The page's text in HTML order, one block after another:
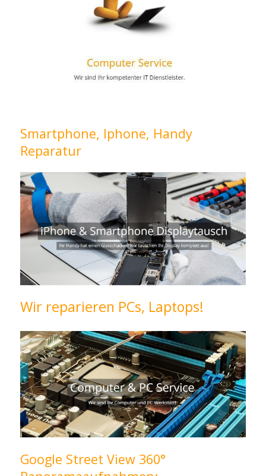
Smartphone, Iphone, Handy
Reparatur
Wir reparieren PCs, Laptops!
Google Street View 360°